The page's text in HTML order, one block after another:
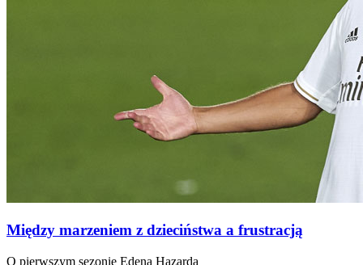
Między marzeniem z dzieciństwa a frustracją
O pierwszym sezonie Edena Hazarda